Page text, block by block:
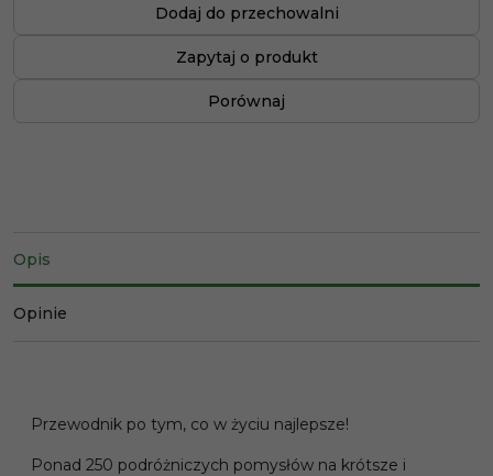
Dodaj do przechowalni
Zapytaj o produkt
Porównaj
Opis
Opinie
Przewodnik po tym, co w życiu najlepsze!
Ponad 250 podróżniczych pomysłów na krótsze i